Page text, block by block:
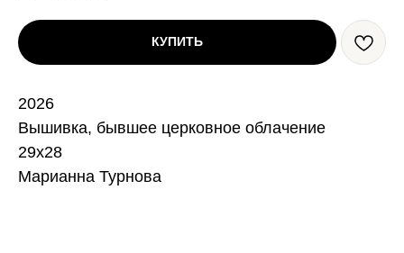
КУПИТЬ
2026
Вышивка, бывшее церковное облачение
29х28
Марианна Турнова